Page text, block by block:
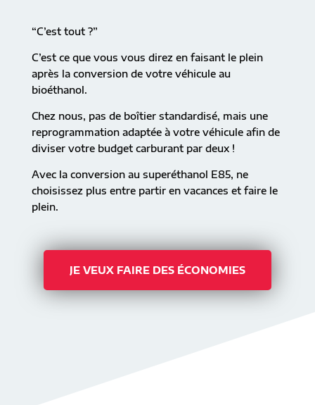
“C’est tout ?”
C’est ce que vous vous direz en faisant le plein
après la conversion de votre véhicule au
bioéthanol.
Chez nous, pas de boîtier standardisé, mais une
reprogrammation adaptée à votre véhicule afin de
diviser votre budget carburant par deux !
Avec la conversion au superéthanol E85, ne
choisissez plus entre partir en vacances et faire le
plein.
JE VEUX FAIRE DES ÉCONOMIES